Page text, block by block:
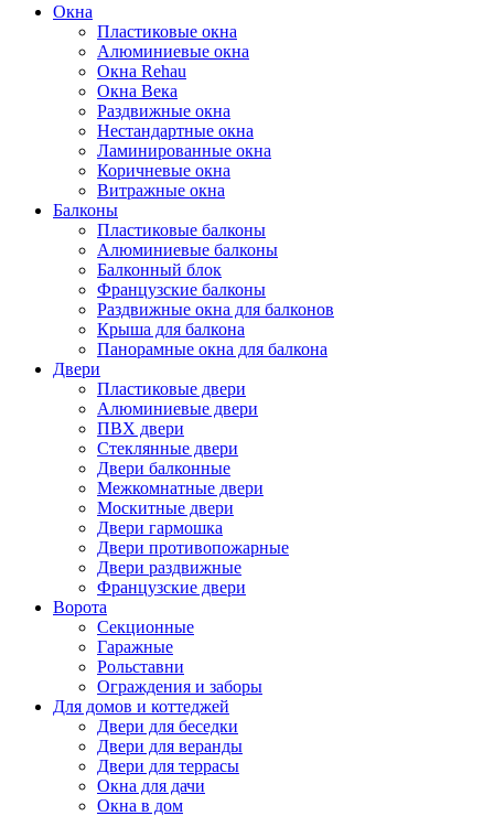
Окна
Пластиковые окна
Алюминиевые окна
Окна Rehau
Окна Века
Раздвижные окна
Нестандартные окна
Ламинированные окна
Коричневые окна
Витражные окна
Балконы
Пластиковые балконы
Алюминиевые балконы
Балконный блок
Французские балконы
Раздвижные окна для балконов
Крыша для балкона
Панорамные окна для балкона
Двери
Пластиковые двери
Алюминиевые двери
ПВХ двери
Стеклянные двери
Двери балконные
Межкомнатные двери
Москитные двери
Двери гармошка
Двери противопожарные
Двери раздвижные
Французские двери
Ворота
Секционные
Гаражные
Рольставни
Ограждения и заборы
Для домов и коттеджей
Двери для беседки
Двери для веранды
Двери для террасы
Окна для дачи
Окна в дом